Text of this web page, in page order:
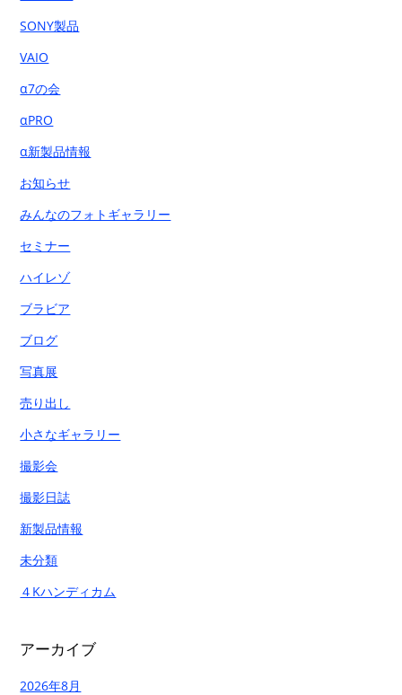
SONY製品
VAIO
α7の会
αPRO
α新製品情報
お知らせ
みんなのフォトギャラリー
セミナー
ハイレゾ
ブラビア
ブログ
写真展
売り出し
小さなギャラリー
撮影会
撮影日誌
新製品情報
未分類
４Kハンディカム
アーカイブ
2026年8月